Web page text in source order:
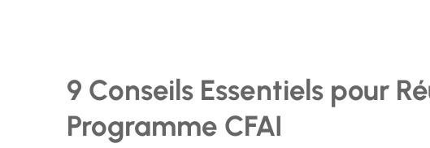
9 Conseils Essentiels pour
Programme CFAI